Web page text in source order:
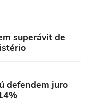
superávit de
defendem juro